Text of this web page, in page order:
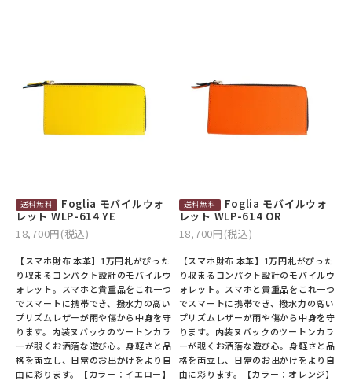
Foglia モバイルウォ
レット WLP-614 YE
18,700円(税込)
【スマホ財布 本革】1万円札がぴった
り収まるコンパクト設計のモバイルウ
ォレット。スマホと貴重品をこれ一つ
でスマートに携帯でき、撥水力の高い
プリズムレザーが雨や傷から中身を守
ります。内装ヌバックのツートンカラ
ーが覗くお洒落な遊び心。身軽さと品
格を両立し、日常のお出かけをより自
由に彩ります。【カラー：イエロー】
Foglia モバイルウォ
レット WLP-614 OR
18,700円(税込)
【スマホ財布 本革】1万円札がぴった
り収まるコンパクト設計のモバイルウ
ォレット。スマホと貴重品をこれ一つ
でスマートに携帯でき、撥水力の高い
プリズムレザーが雨や傷から中身を守
ります。内装ヌバックのツートンカラ
ーが覗くお洒落な遊び心。身軽さと品
格を両立し、日常のお出かけをより自
由に彩ります。【カラー：オレンジ】